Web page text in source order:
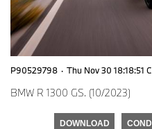
P90529798 · Thu Nov 30 18:18:51
BMW R 1300 GS. (10/2023)
DOWNLOAD